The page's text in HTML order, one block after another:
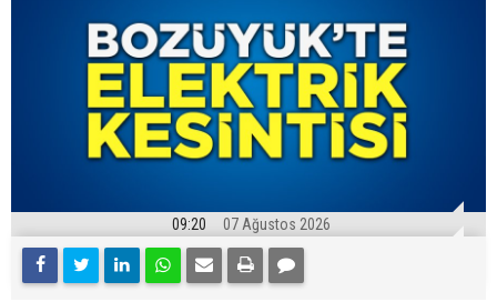
09:20 07 Ağustos 2026